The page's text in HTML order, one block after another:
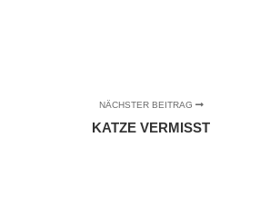
NÄCHSTER BEITRAG
KATZE VERMISST